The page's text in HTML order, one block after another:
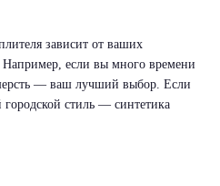
зависит от ваших
если вы много времени
— ваш лучший выбор. Если
стиль — синтетика